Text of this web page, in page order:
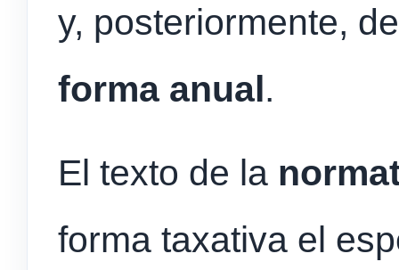
y, posteriormente,
forma anual.
El texto de la
forma taxativa el